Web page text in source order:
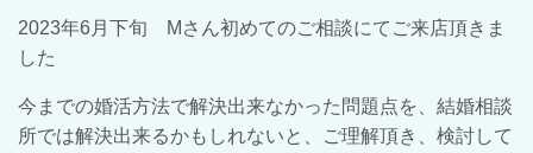
2023年6月下旬 Mさん初めてのご相談にてご来店頂きま
した
今までの婚活方法で解決出来なかった問題点を、結婚相談
所では解決出来るかもしれないと、ご理解頂き、検討して